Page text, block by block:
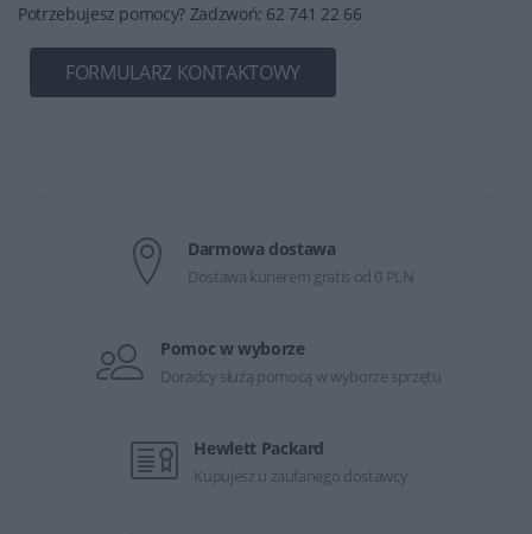
Potrzebujesz pomocy? Zadzwoń: 62 741 22 66
FORMULARZ KONTAKTOWY
Darmowa dostawa
Dostawa kurierem gratis od 0 PLN
Pomoc w wyborze
Doradcy służą pomocą w wyborze sprzętu
Hewlett Packard
Kupujesz u zaufanego dostawcy